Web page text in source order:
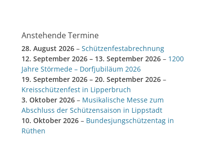
Anstehende Termine
28. August 2026 – Schützenfestabrechnung
12. September 2026 – 13. September 2026 – 1200
Jahre Störmede – Dorfjubiläum 2026
19. September 2026 – 20. September 2026 –
Kreisschützenfest in Lipperbruch
3. Oktober 2026 – Musikalische Messe zum
Abschluss der Schützensaison in Lippstadt
10. Oktober 2026 – Bundesjungschützentag in
Rüthen